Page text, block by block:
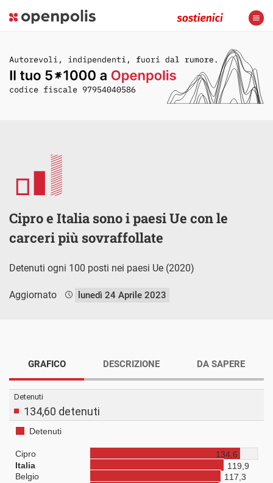
Cipro e Italia sono i paesi Ue con le
carceri più sovraffollate
Detenuti ogni 100 posti nei paesi Ue (2020)
Aggiornato lunedì 24 Aprile 2023
GRAFICO DESCRIZIONE DA SAPERE